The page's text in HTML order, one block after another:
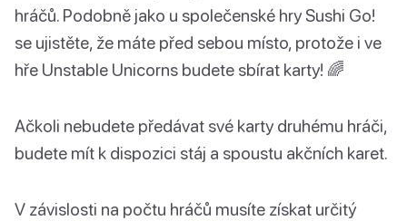
hráčů. Podobně jako u společenské hry Sushi Go!
se ujistěte, že máte před sebou místo, protože i ve
hře Unstable Unicorns budete sbírat karty! 🌈
Ačkoli nebudete předávat své karty druhému hráči,
budete mít k dispozici stáj a spoustu akčních karet.
V závislosti na počtu hráčů musíte získat určitý